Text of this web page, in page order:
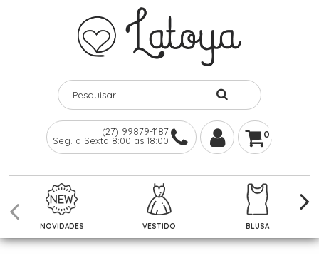
(27) 99879-1187
Seg. a Sexta 8:00 as 18:00
0
NOVIDADES VESTIDO BLUSA